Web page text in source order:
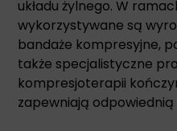
układu żylnego. W
wykorzystywane są
bandaże kompresyjne,
także specjalistyczne
kompresjoterapii
zapewniają odpowiednią